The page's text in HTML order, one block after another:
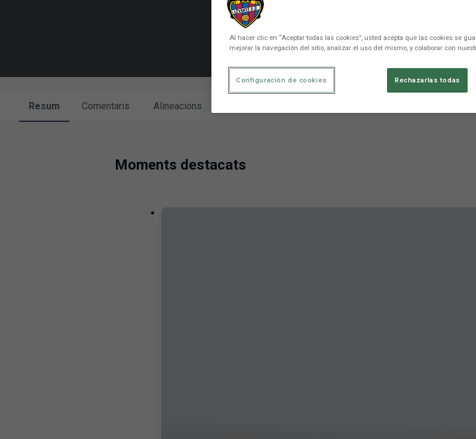
Resum Comentaris Alineacions
Moments destacats
Al hacer clic en “Aceptar todas las cookies”, usted acepta que las cookies se
mejorar la navegación del sitio, analizar el uso del mismo, y colaborar con
Rechazarlas todas
Configuración de cookies